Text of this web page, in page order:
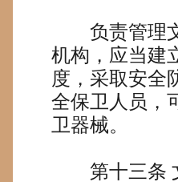
负责管理文
机构，应当建
度，采取安全
全保卫人员，
卫器械。
第十三条